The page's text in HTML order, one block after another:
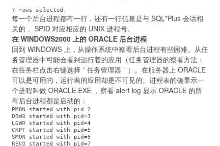
每一个后台进程都有一行，还有一行信息是与 SQL*Plus 会话相
关的， SPID 对应相应的 UNIX 进程号。
在 WINDOWS2000 上的 ORACLE 后台进程
回到 WINDOWS 上，从操作系统中察看后台进程有些困难。从任
务管理器中可能会看到运行着的应用（任务管理器的察看方法：
在任务栏点击右键选择 ” 任务管理器 ” ）。在服务器上 ORACLE
可以是可用的，运行着的应用却是不可见的。进程表的确显示一
个进程叫做 ORACLE.EXE ，察看 alert log 显示 ORACLE 的所
有后台进程都是启动的：
PMON started with pid=2
DBW0 started with pid=3
LGWR started with pid=4
CKPT started with pid=5
SMON started with pid=6